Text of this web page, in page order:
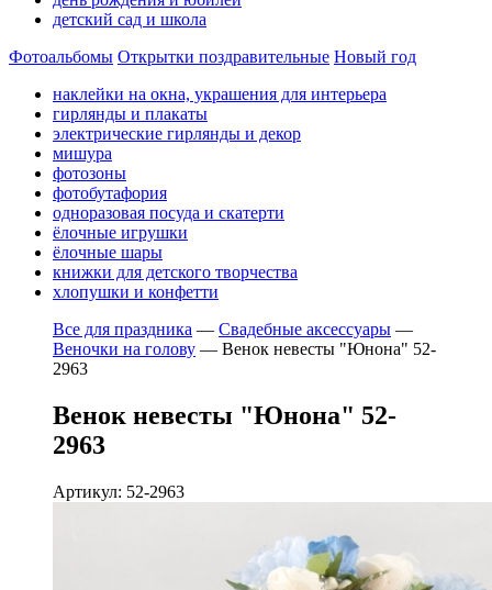
детский сад и школа
Фотоальбомы Открытки поздравительные Новый год
наклейки на окна, украшения для интерьера
гирлянды и плакаты
электрические гирлянды и декор
мишура
фотозоны
фотобутафория
одноразовая посуда и скатерти
ёлочные игрушки
ёлочные шары
книжки для детского творчества
хлопушки и конфетти
Все для праздника — Свадебные аксессуары —
Веночки на голову — Венок невесты "Юнона" 52-
2963
Венок невесты "Юнона" 52-
2963
Артикул: 52-2963